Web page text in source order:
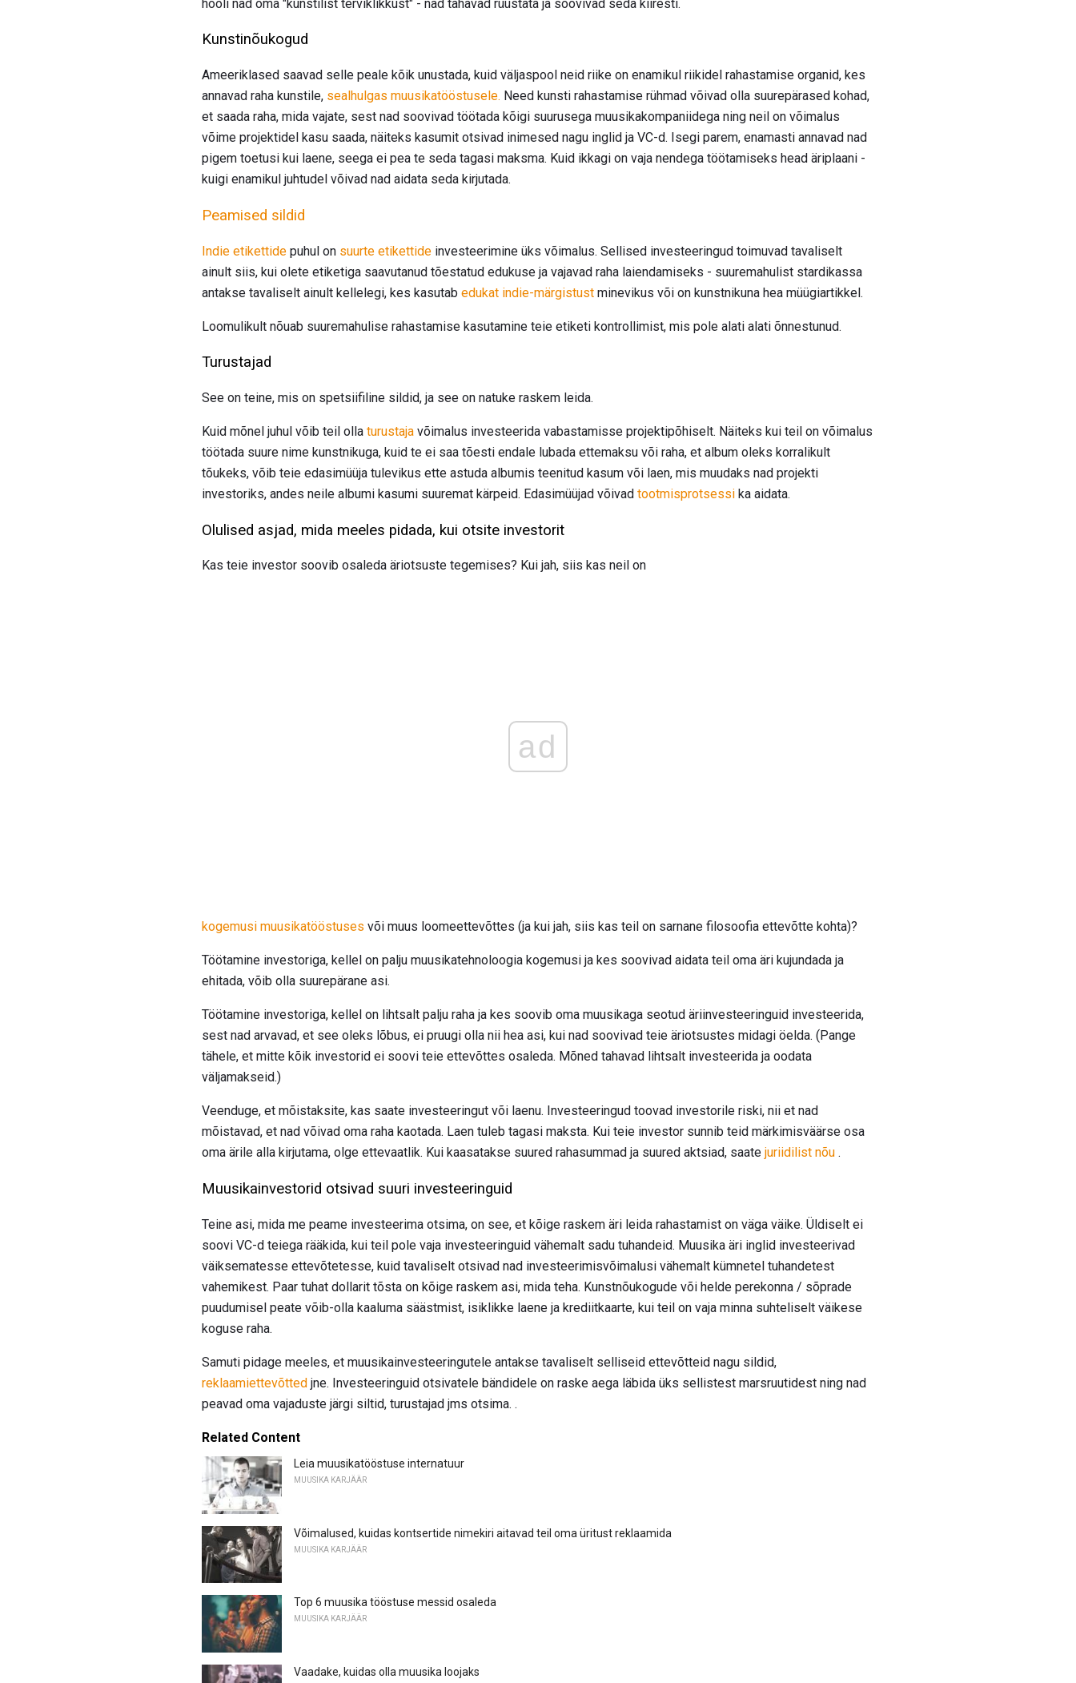
hooli nad oma "kunstilist terviklikkust" - nad tahavad rüüstata ja soovivad seda kiiresti.
Kunstinõukogud
Ameeriklased saavad selle peale kõik unustada, kuid väljaspool neid riike on enamikul riikidel rahastamise organid, kes
annavad raha kunstile, sealhulgas muusikatööstusele. Need kunsti rahastamise rühmad võivad olla suurepärased kohad,
et saada raha, mida vajate, sest nad soovivad töötada kõigi suurusega muusikakompaniidega ning neil on võimalus
võime projektidel kasu saada, näiteks kasumit otsivad inimesed nagu inglid ja VC-d. Isegi parem, enamasti annavad nad
pigem toetusi kui laene, seega ei pea te seda tagasi maksma. Kuid ikkagi on vaja nendega töötamiseks head äriplaani -
kuigi enamikul juhtudel võivad nad aidata seda kirjutada.
Peamised sildid
Indie etikettide puhul on suurte etikettide investeerimine üks võimalus. Sellised investeeringud toimuvad tavaliselt
ainult siis, kui olete etiketiga saavutanud tõestatud edukuse ja vajavad raha laiendamiseks - suuremahulist stardikassa
antakse tavaliselt ainult kellelegi, kes kasutab edukat indie-märgistust minevikus või on kunstnikuna hea müügiartikkel.
Loomulikult nõuab suuremahulise rahastamise kasutamine teie etiketi kontrollimist, mis pole alati alati õnnestunud.
Turustajad
See on teine, mis on spetsiifiline sildid, ja see on natuke raskem leida.
Kuid mõnel juhul võib teil olla turustaja võimalus investeerida vabastamisse projektipõhiselt. Näiteks kui teil on võimalus
töötada suure nime kunstnikuga, kuid te ei saa tõesti endale lubada ettemaksu või raha, et album oleks korralikult
tõukeks, võib teie edasimüüja tulevikus ette astuda albumis teenitud kasum või laen, mis muudaks nad projekti
investoriks, andes neile albumi kasumi suuremat kärpeid. Edasimüüjad võivad tootmisprotsessi ka aidata.
Olulised asjad, mida meeles pidada, kui otsite investorit
Kas teie investor soovib osaleda äriotsuste tegemises? Kui jah, siis kas neil on
ad
kogemusi muusikatööstuses või muus loomeettevõttes (ja kui jah, siis kas teil on sarnane filosoofia ettevõtte kohta)?
Töötamine investoriga, kellel on palju muusikatehnoloogia kogemusi ja kes soovivad aidata teil oma äri kujundada ja
ehitada, võib olla suurepärane asi.
Töötamine investoriga, kellel on lihtsalt palju raha ja kes soovib oma muusikaga seotud äriinvesteeringuid investeerida,
sest nad arvavad, et see oleks lõbus, ei pruugi olla nii hea asi, kui nad soovivad teie äriotsustes midagi öelda. (Pange
tähele, et mitte kõik investorid ei soovi teie ettevõttes osaleda. Mõned tahavad lihtsalt investeerida ja oodata
väljamakseid.)
Veenduge, et mõistaksite, kas saate investeeringut või laenu. Investeeringud toovad investorile riski, nii et nad
mõistavad, et nad võivad oma raha kaotada. Laen tuleb tagasi maksta. Kui teie investor sunnib teid märkimisväärse osa
oma ärile alla kirjutama, olge ettevaatlik. Kui kaasatakse suured rahasummad ja suured aktsiad, saate juriidilist nõu .
Muusikainvestorid otsivad suuri investeeringuid
Teine asi, mida me peame investeerima otsima, on see, et kõige raskem äri leida rahastamist on väga väike. Üldiselt ei
soovi VC-d teiega rääkida, kui teil pole vaja investeeringuid vähemalt sadu tuhandeid. Muusika äri inglid investeerivad
väiksematesse ettevõtetesse, kuid tavaliselt otsivad nad investeerimisvõimalusi vähemalt kümnetel tuhandetest
vahemikest. Paar tuhat dollarit tõsta on kõige raskem asi, mida teha. Kunstnõukogude või helde perekonna / sõprade
puudumisel peate võib-olla kaaluma säästmist, isiklikke laene ja krediitkaarte, kui teil on vaja minna suhteliselt väikese
koguse raha.
Samuti pidage meeles, et muusikainvesteeringutele antakse tavaliselt selliseid ettevõtteid nagu sildid,
reklaamiettevõtted jne. Investeeringuid otsivatele bändidele on raske aega läbida üks sellistest marsruutidest ning nad
peavad oma vajaduste järgi siltid, turustajad jms otsima. .
Related Content
Leia muusikatööstuse internatuur
MUUSIKA KARJÄÄR
Võimalused, kuidas kontsertide nimekiri aitavad teil oma üritust reklaamida
MUUSIKA KARJÄÄR
Top 6 muusika tööstuse messid osaleda
MUUSIKA KARJÄÄR
Vaadake, kuidas olla muusika loojaks